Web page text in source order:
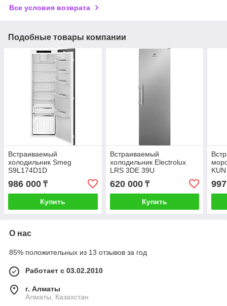
Все условия возврата
Подобные товары компании
Встраиваемый
холодильник Smeg
S9L174D1D
986 000 ₸
Купить
Встраиваемый
холодильник Electrolux
LRS 3DE 39U
620 000₸
Купить
О нас
85% положительных из 13 отзывов за год
Работает с 03.02.2010
г. Алматы
Алматы, Казахстан